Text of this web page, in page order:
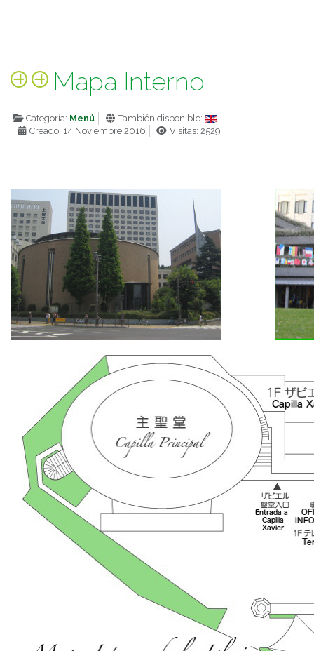
Mapa Interno
Categoría: Menú
También disponible:
Creado: 14 Noviembre 2016
Visitas: 2529